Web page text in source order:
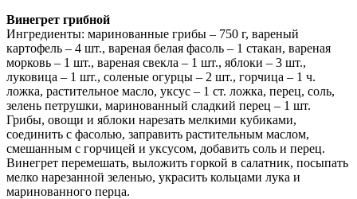
Винегрет грибной
Ингредиенты: маринованные грибы – 750 г, вареный
картофель – 4 шт., вареная белая фасоль – 1 стакан, вареная
морковь – 1 шт., вареная свекла – 1 шт., яблоки – 3 шт.,
луковица – 1 шт., соленые огурцы – 2 шт., горчица – 1 ч.
ложка, растительное масло, уксус – 1 ст. ложка, перец, соль,
зелень петрушки, маринованный сладкий перец – 1 шт.
Грибы, овощи и яблоки нарезать мелкими кубиками,
соединить с фасолью, заправить растительным маслом,
смешанным с горчицей и уксусом, добавить соль и перец.
Винегрет перемешать, выложить горкой в салатник, посыпать
мелко нарезанной зеленью, украсить кольцами лука и
маринованного перца.